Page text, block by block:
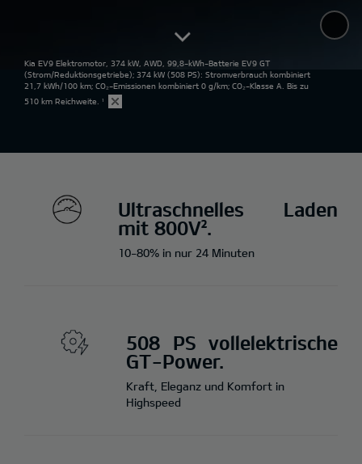
Kia EV9 Elektromotor, 374 kW, AWD, 99,8-kWh-Batterie EV9 GT
(Strom/Reduktionsgetriebe); 374 kW (508 PS): Stromverbrauch kombiniert
21,7 kWh/100 km; CO₂-Emissionen kombiniert 0 g/km; CO₂-Klasse A. Bis zu
510 km Reichweite. ¹
Ultraschnelles Laden
mit 800V².
10-80% in nur 24 Minuten
508 PS vollelektrische
GT-Power.
Kraft, Eleganz und Komfort in
Highspeed